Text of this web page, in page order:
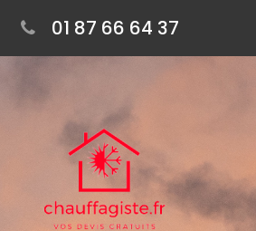
01 87 66 64 37